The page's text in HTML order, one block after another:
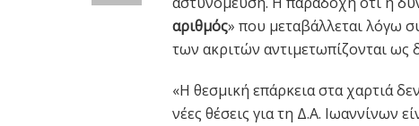
αριθμός» που μεταβάλλεται λόγω
των ακριτών αντιμετωπίζονται ως
«Η θεσμική επάρκεια στα χαρτιά
νέες θέσεις για τη Δ.Α. Ιωαννίνων